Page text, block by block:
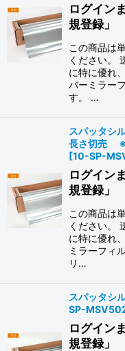
ログイン
規登録」
この商品は
ください。
に特に優れ
バーミラー
す。 …
スパッタシ
長さ切売 ※
[10-SP-
ログイン
規登録」
この商品は
ください。
に特に優れ
ミラーフィ
リ…
スパッタシ
SP-
ログイン
規登録」